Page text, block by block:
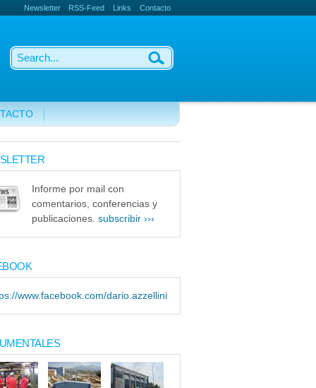
Newsletter RSS-Feed Links Contacto
Informe por mail con
comentarios, conferencias y
publicaciones. subscribir ›››
www.facebook.com/dario.azzellini